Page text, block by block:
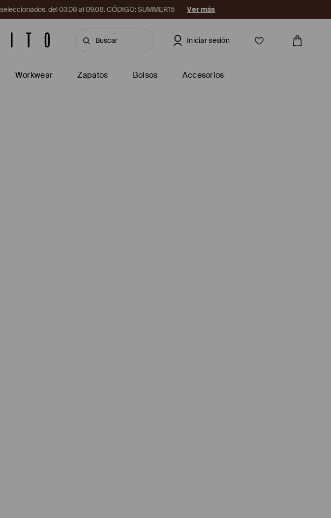
del 03.08 al 09.08. CÓDIGO: SUMMER15 Ver más
Iniciar sesión
Workwear Zapatos Bolsos Accesorios